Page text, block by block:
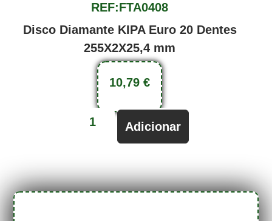
REF:FTA0408
Disco Diamante KIPA Euro 20 Dentes
255X2X25,4 mm
10,79€
Adicionar